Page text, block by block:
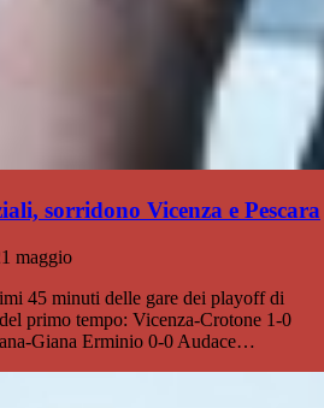
sorridono Vicenza e Pescara
maggio
45 minuti delle gare dei playoff di
primo tempo: Vicenza-Crotone 1-0
Giana Erminio 0-0 Audace…